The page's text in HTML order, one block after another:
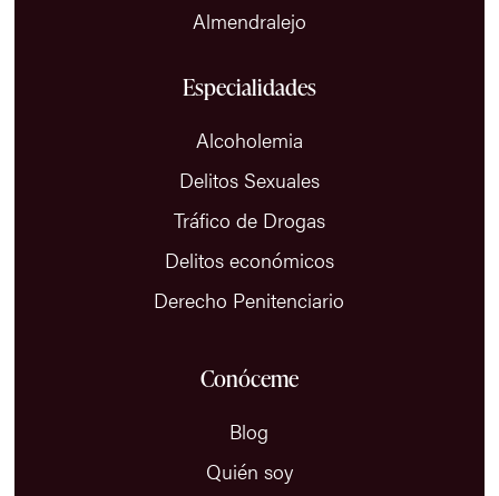
Almendralejo
Especialidades
Alcoholemia
Delitos Sexuales
Tráfico de Drogas
Delitos económicos
Derecho Penitenciario
Conóceme
Blog
Quién soy